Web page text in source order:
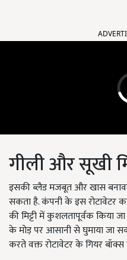
गीली और सूखी
इसकी ब्लैड मजबूत और खास
सकता है. कंपनी के इस रोटावेटर
की मिट्टी में कुशलतापूर्वक किया
के मोड़ पर आसानी से घुमाया जा
करते वक्त रोटावेटर के गियर बॉक्स